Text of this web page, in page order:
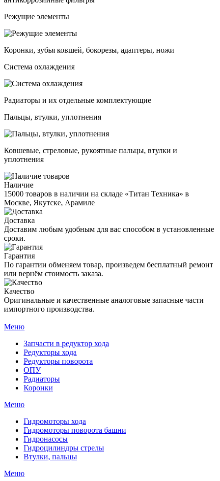
Режущие элементы
Коронки, зубья ковшей, бокорезы, адаптеры, ножи
Система охлаждения
Радиаторы и их отдельные комплектующие
Пальцы, втулки, уплотнения
Ковшевые, стреловые, рукоятные пальцы, втулки и
уплотнения
Наличие
15000 товаров в наличии на складе «Титан Техника» в
Москве, Якутске, Арамиле
Доставка
Доставим любым удобным для вас способом в установленные
сроки.
Гарантия
По гарантии обменяем товар, произведем бесплатный ремонт
или вернём стоимость заказа.
Качество
Оригинальные и качественные аналоговые запасные части
импортного производства.
Меню
Запчасти в редуктор хода
Редукторы хода
Редукторы поворота
ОПУ
Радиаторы
Коронки
Меню
Гидромоторы хода
Гидромоторы поворота башни
Гидронасосы
Гидроцилиндры стрелы
Втулки, пальцы
Меню